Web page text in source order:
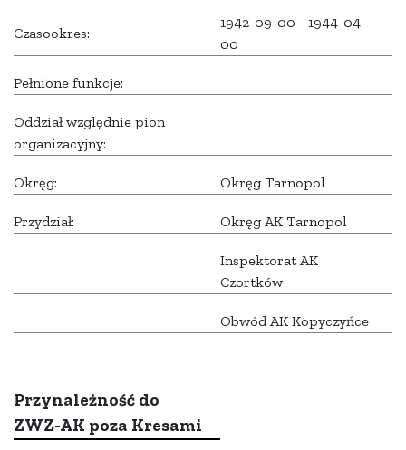
Czasookres:
1942-09-00 - 1944-04-
00
Pełnione funkcje:
Oddział względnie pion
organizacyjny:
Okręg: Okręg Tarnopol
Przydział: Okręg AK Tarnopol
Inspektorat AK
Czortków
Obwód AK Kopyczyńce
Przynależność do
ZWZ-AK poza Kresami